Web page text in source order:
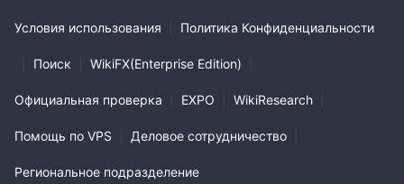
Условия использования Политика Конфиденциальности
Поиск WikiFX(Enterprise Edition)
Официальная проверка EXPO WikiResearch
Помощь по VPS Деловое сотрудничество
Региональное подразделение